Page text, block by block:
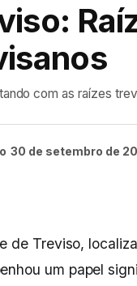
com as raízes
30 de setembro de
de Treviso,
um papel